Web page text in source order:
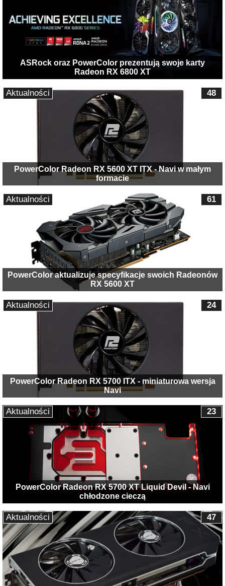
ASRock oraz PowerColor prezentują swoje karty
Radeon RX 6800 XT
PowerColor Radeon RX 5600 XT ITX - Navi w małym
formacie
48
Aktualności
PowerColor aktualizuje specyfikacje swoich Radeonów
RX 5600 XT
61
Aktualności
PowerColor Radeon RX 5700 ITX - miniaturowa wersja
Navi
24
Aktualności
PowerColor Radeon RX 5700 XT Liquid Devil - Navi
chłodzone cieczą
23
Aktualności
47
Aktualności